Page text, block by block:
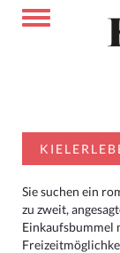
Sie suchen ein
zu zweit,
Einkaufsbummel